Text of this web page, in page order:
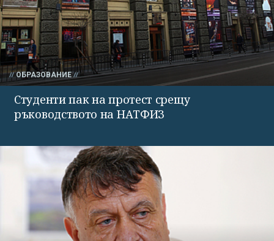
ОБРАЗОВАНИЕ
Студенти пак на протест срещу
ръководството на НАТФИЗ